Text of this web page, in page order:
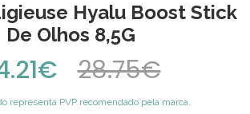
Hyalu Boost Stick
De Olhos 8,5G
28.75€
representa PVP recomendado pela marca.